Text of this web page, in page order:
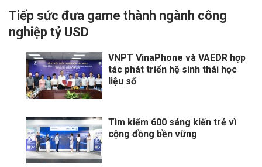
Tiếp sức đưa game thành ngành công
nghiệp tỷ USD
VNPT VinaPhone và VAEDR hợp
tác phát triển hệ sinh thái học
liệu số
Tìm kiếm 600 sáng kiến trẻ vì
cộng đồng bền vững